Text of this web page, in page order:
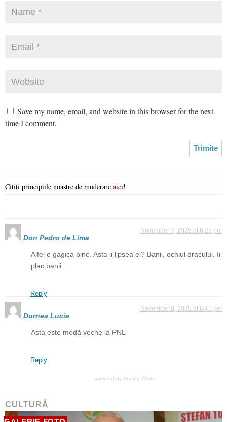
Save my name, email, and website in this browser for the next
time I comment.
Citiți principiile noastre de moderare aici!
Don Pedro de Lima
November 7, 2025 at 6:25 pm
Alfel o gagica bine. Asta ii lipsea ei? Banii, ochiul dracului. Ii
plac banii.
Reply
Durnea Lucia
November 8, 2025 at 6:41 pm
Asta este modă veche la PNL
Reply
powered by Surfing Waves
CULTURĂ